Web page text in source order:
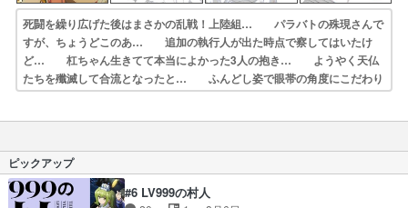
死闘を繰り広げた後はまさかの乱戦！上陸組… パラバトの殊現さんで
すが、ちょうどこのあ… 追加の執行人が出た時点で察してはいたけ
ど… 杠ちゃん生きてて本当によかった3人の抱き… ようやく天仏
たちを殲滅して合流となったと… ふんどし姿で眼帯の角度にこだわり
を見せる… シジャさんの目的は画眉丸なのは解っていた… 巌鉄斎
ピックアップ
#6 LV999の村人